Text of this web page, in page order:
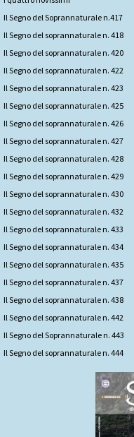
Il Segno del Soprannaturale n.417
Il Segno del soprannaturale n. 418
Il Segno del soprannaturale n. 420
Il Segno del soprannaturale n. 422
Il Segno del soprannaturale n. 423
Il Segno del soprannaturale n. 425
Il Segno del soprannaturale n. 426
Il Segno del soprannaturale n. 427
Il Segno del soprannaturale n. 428
Il Segno del soprannaturale n. 429
Il Segno del soprannaturale n. 430
Il Segno del soprannaturale n. 432
Il Segno del soprannaturale n. 433
Il Segno del soprannaturale n. 434
Il Segno del soprannaturale n. 435
Il Segno del soprannaturale n. 437
Il Segno del soprannaturale n. 438
ll Segno del soprannaturale n. 442
Il Segno del Soprannaturale n. 443
Il Segno del soprannaturale n. 444